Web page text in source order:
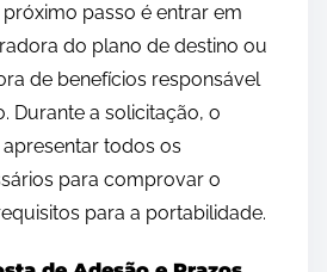
próximo passo é entrar em
do plano de destino ou
de benefícios responsável
Durante a solicitação, o
todos os
para comprovar o
para a portabilidade.